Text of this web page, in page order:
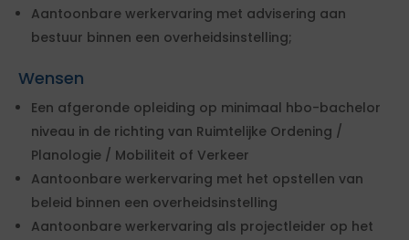
Aantoonbare werkervaring met advisering aan
bestuur binnen een overheidsinstelling;
Wensen
Een afgeronde opleiding op minimaal hbo-bachelor
niveau in de richting van Ruimtelijke Ordening /
Planologie / Mobiliteit of Verkeer
Aantoonbare werkervaring met het opstellen van
beleid binnen een overheidsinstelling
Aantoonbare werkervaring als projectleider op het